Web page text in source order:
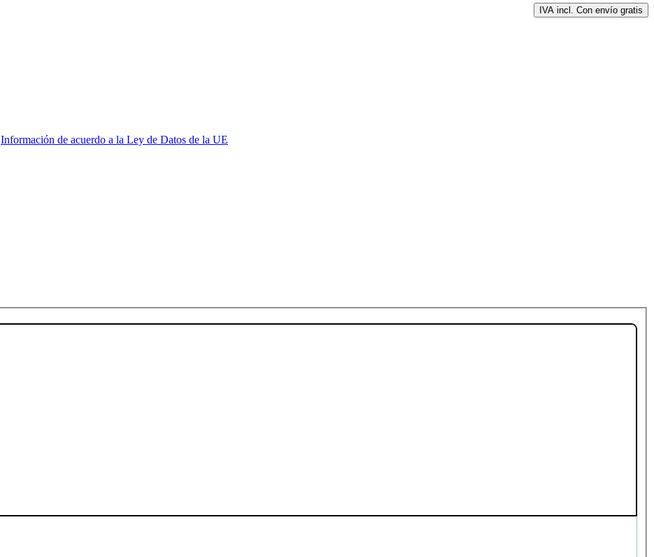
IVA incl. Con envío gratis
Información de acuerdo a la Ley de Datos de la UE